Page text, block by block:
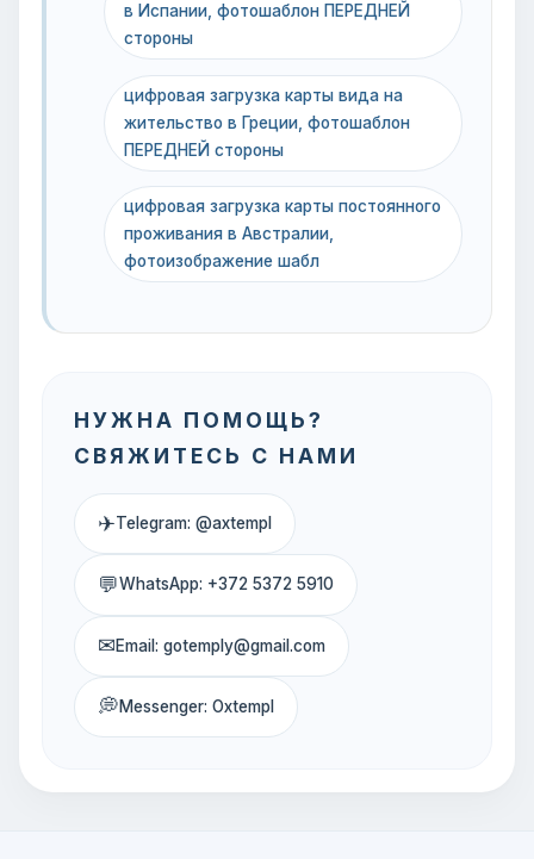
в Испании, фотошаблон ПЕРЕДНЕЙ
стороны
цифровая загрузка карты вида на
жительство в Греции, фотошаблон
ПЕРЕДНЕЙ стороны
цифровая загрузка карты постоянного
проживания в Австралии,
фотоизображение шабл
НУЖНА ПОМОЩЬ?
СВЯЖИТЕСЬ С НАМИ
✈Telegram: @axtempl
💬WhatsApp: +372 5372 5910
✉Email: gotemply@gmail.com
💭Messenger: Oxtempl